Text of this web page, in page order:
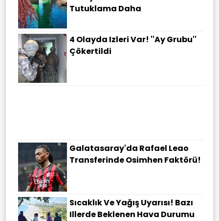
Tutuklama Daha
4 Olayda Izleri Var! ''Ay Grubu''
Çökertildi
Galatasaray'da Rafael Leao
Transferinde Osimhen Faktörü!
Sıcaklık Ve Yağış Uyarısı! Bazı
Illerde Beklenen Hava Durumu